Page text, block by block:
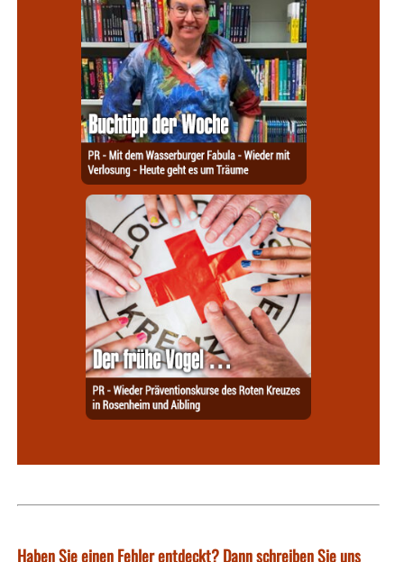
Haben Sie einen Fehler entdeckt? Dann schreiben Sie uns